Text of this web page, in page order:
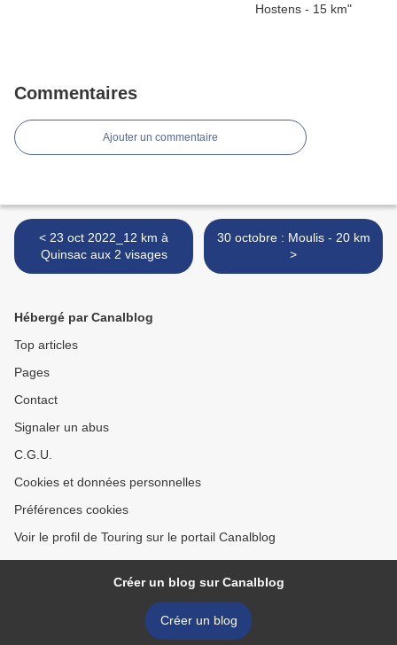
Commentaires
Ajouter un commentaire
< 23 oct 2022_12 km à
Quinsac aux 2 visages
30 octobre : Moulis - 20 km
>
Hébergé par Canalblog
Top articles
Pages
Contact
Signaler un abus
C.G.U.
Cookies et données personnelles
Préférences cookies
Voir le profil de Touring sur le portail Canalblog
Créer un blog sur Canalblog
Créer un blog